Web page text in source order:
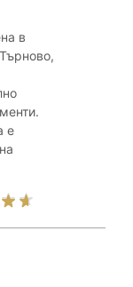
в
е